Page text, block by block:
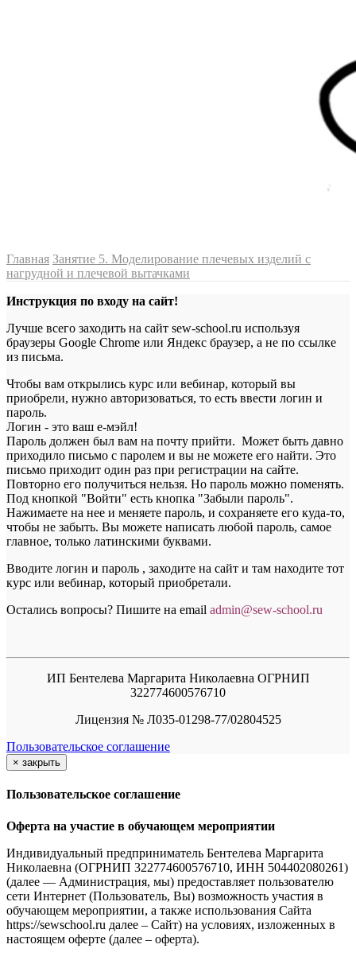
Главная Занятие 5. Моделирование плечевых изделий с
нагрудной и плечевой вытачками
Инструкция по входу на сайт!
Лучше всего заходить на сайт sew-school.ru используя
браузеры Google Chrome или Яндекс браузер, а не по ссылке
из письма.
Чтобы вам открылись курс или вебинар, который вы
приобрели, нужно авторизоваться, то есть ввести логин и
пароль.
Логин - это ваш е-мэйл!
Пароль должен был вам на почту прийти. Может быть давно
приходило письмо с паролем и вы не можете его найти. Это
письмо приходит один раз при регистрации на сайте.
Повторно его получиться нельзя. Но пароль можно поменять.
Под кнопкой "Войти" есть кнопка "Забыли пароль".
Нажимаете на нее и меняете пароль, и сохраняете его куда-то,
чтобы не забыть. Вы можете написать любой пароль, самое
главное, только латинскими буквами.
Вводите логин и пароль , заходите на сайт и там находите тот
курс или вебинар, который приобретали.
Остались вопросы? Пишите на email admin@sew-school.ru
ИП Бентелева Маргарита Николаевна ОГРНИП
322774600576710
Лицензия № Л035-01298-77/02804525
Пользовательское соглашение
× закрыть
Пользовательское соглашение
Оферта на участие в обучающем мероприятии
Индивидуальный предприниматель Бентелева Маргарита
Николаевна (ОГРНИП 322774600576710, ИНН 504402080261)
(далее — Администрация, мы) предоставляет пользователю
сети Интернет (Пользователь, Вы) возможность участия в
обучающем мероприятии, а также использования Сайта
https://sewschool.ru далее – Сайт) на условиях, изложенных в
настоящем оферте (далее – оферта).